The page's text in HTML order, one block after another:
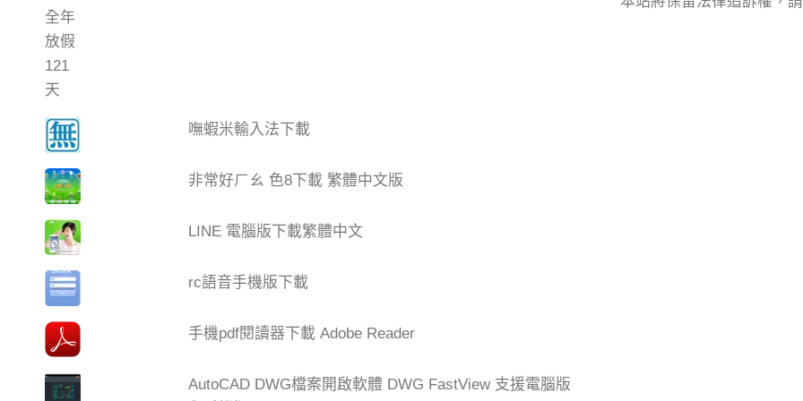
嘸蝦米輸入法下載
非常好ㄏㄠ 色8下載 繁體中文版
LINE 電腦版下載繁體中文
rc語音手機版下載
手機pdf閱讀器下載 Adobe Reader
AutoCAD DWG檔案開啟軟體 DWG FastView 支援電腦版